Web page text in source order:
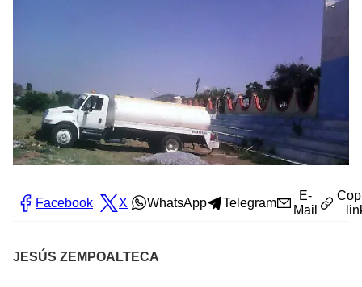
Facebook X WhatsApp Telegram
E-
Mail
JESÚS ZEMPOALTECA